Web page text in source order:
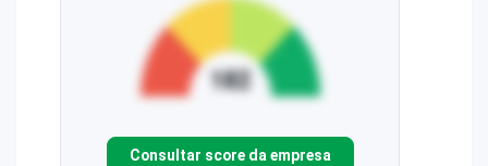
Consultar score da empresa